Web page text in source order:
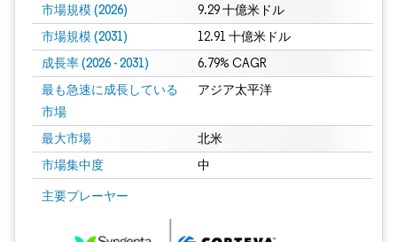
市場規模 (2026) 9.29 十億米ドル
市場規模 (2031) 12.91 十億米ドル
成長率 (2026 - 2031) 6.79% CAGR
最も急速に成長している
市場
アジア太平洋
最大市場 北米
市場集中度 中
主要プレーヤー
画像 © Mordor Intelligence。再利用にはCC BY 4.0の表示が必要です。